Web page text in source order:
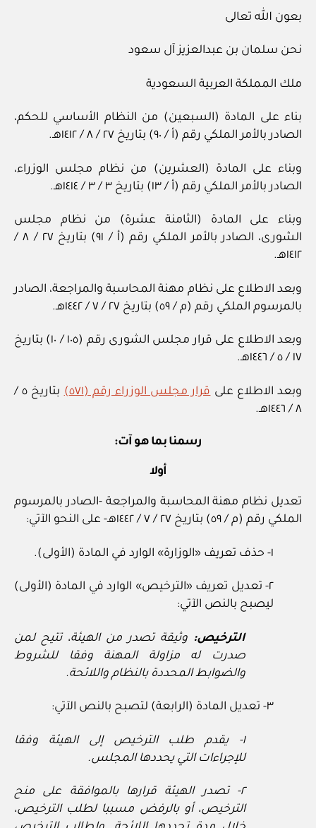
بعون الله تعالى
نحن سلمان بن عبدالعزيز آل سعود
ملك المملكة العربية السعودية
بناء على المادة (السبعين) من النظام الأساسي للحكم،
الصادر بالأمر الملكي رقم (أ / ٩٠) بتاريخ ٢٧ / ‏٨‏ / ١٤١٢هـ.
وبناء على المادة (العشرين) من نظام مجلس الوزراء،
الصادر بالأمر الملكي رقم (أ / ١٣) بتاريخ ٣ / ‏٣‏ / ١٤١٤هـ.
وبناء على المادة (الثامنة عشرة) من نظام مجلس
الشورى، الصادر بالأمر الملكي رقم (أ / ٩١) بتاريخ ٢٧ / ‏٨‏ /
١٤١٢هـ.
وبعد الاطلاع على نظام مهنة المحاسبة والمراجعة، الصادر
بالمرسوم الملكي رقم (م / ٥٩) بتاريخ ٢٧ / ‏٧‏ / ١٤٤٢هـ.
وبعد الاطلاع على قرار مجلس الشورى رقم (١٠٥ / ١٠) بتاريخ
١٧ / ‏٥‏ / ١٤٤٦هـ.
وبعد الاطلاع على قرار مجلس الوزراء رقم (٥٧١)
بتاريخ ٥ /
رسمنا بما هو آت:
أولا
تعديل نظام مهنة المحاسبة والمراجعة ‏-الصادر بالمرسوم
الملكي رقم (م / ٥٩) بتاريخ ٢٧ / ‏٧‏ / ١٤٤٢هـ‏- على النحو الآتي:
١‏- حذف تعريف «الوزارة» الوارد في المادة (الأولى).
٢‏- تعديل تعريف «الترخيص» الوارد في المادة (الأولى)
ليصبح بالنص الآتي:
الترخيص: وثيقة تصدر من الهيئة، تتيح لمن
صدرت له مزاولة المهنة وفقا للشروط
والضوابط المحددة بالنظام واللائحة.
٣‏- تعديل المادة (الرابعة) لتصبح بالنص الآتي:
١‏- يقدم طلب الترخيص إلى الهيئة وفقا
للإجراءات التي يحددها المجلس.
٢‏- تصدر الهيئة قرارها بالموافقة على منح
الترخيص، أو بالرفض مسببا لطلب الترخيص،